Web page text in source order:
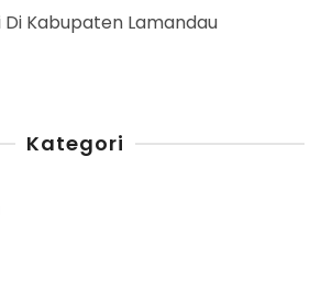
Di Kabupaten Lamandau
Kategori